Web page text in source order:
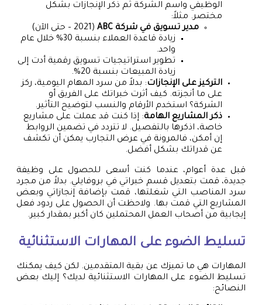
الوظيفي واسم الشركة ثم ذكر الإنجازات بشكل
مختصر. مثلاً:
مدير تسويق في شركة ABC
(2021 – حتى الآن)
زيادة قاعدة العملاء بنسبة 30% خلال عام
واحد.
تطوير استراتيجيات تسويق رقمية أدت إلى
زيادة المبيعات بنسبة 20%.
التركيز على الإنجازات: بدلاً من سرد المهام اليومية، ركز
على ما أنجزته. كيف أثرت خبراتك على الفريق أو
الشركة؟ استخدم الأرقام والنسب لتوضيح التأثير.
ذكر المشاريع الهامة: إذا كنت قد عملت على مشاريع
خاصة، اذكرها بالتفصيل. لا تتردد في تضمين الروابط
إن أمكن، فالمرونة في عرض التجارب يمكن أن تكشف
عن قدراتك بشكل أفضل.
قبل عدة أعوام، عندما كنت أسعى للحصول على وظيفة
جديدة، قمت بتعديل قسم خبراتي في بروفايلي. بدلاً من مجرد
سرد المناصب التي شغلتها، قمت بإضافة إنجازاتي وبعض
المشاريع التي قمت بها. ولاحظت أن الحصول على ردود فعل
إيجابية من أصحاب العمل المحتملين كان أكبر بمقدار كبير.
تسليط الضوء على المهارات الاستثنائية
المهارات هي ما تميزك عن بقية المتقدمين. لكن كيف يمكنك
تسليط الضوء على المهارات الاستثنائية لديك؟ إليك بعض
النصائح: